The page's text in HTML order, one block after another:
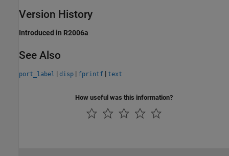
Version History
Introduced in R2006a
See Also
port_label | disp | fprintf | text
How useful was this information?